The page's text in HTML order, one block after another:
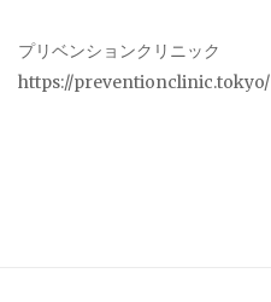
プリベンションクリニック
https://preventionclinic.tokyo/